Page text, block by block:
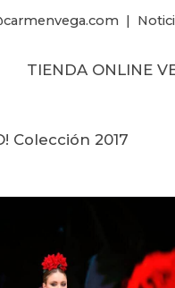
|
TIENDA ONLINE
Colección 2017